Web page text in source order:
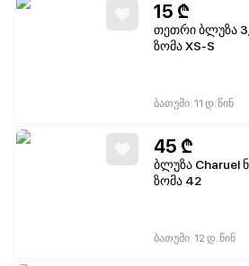
15 ₾
თეთრი ბლუზა
ზომა XS-S
ბათუმი 11 დ. წინ
45 ₾
ბლუზა Charuel
ზომა 42
ბათუმი 12 დ. წინ